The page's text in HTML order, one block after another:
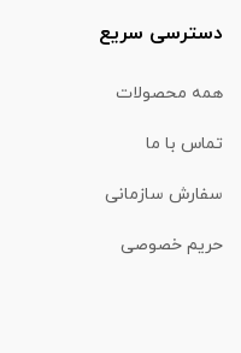
دسترسی سریع
همه محصولات
تماس با ما
سفارش سازمانی
حریم خصوصی